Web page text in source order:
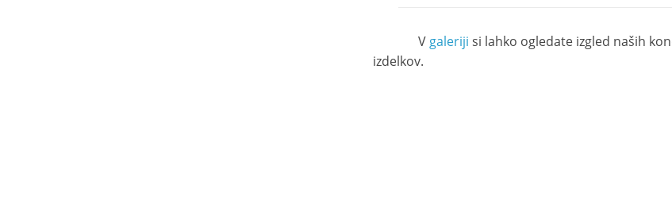
V galeriji si lahko ogledate izgled naših
izdelkov.